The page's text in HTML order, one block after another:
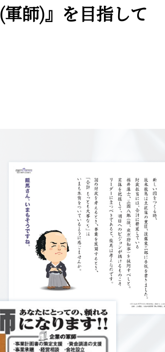
(軍師)』を目指して